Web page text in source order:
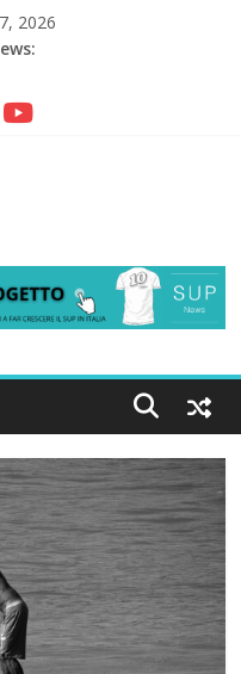
2026
per lo IOR
Reggio Calabria
di Gallico torna la festa
con la giornata della